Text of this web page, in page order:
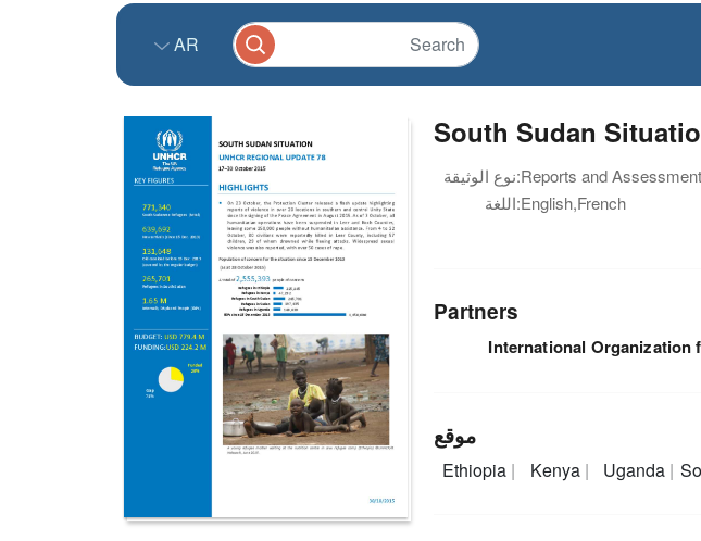
AR
South Sudan
نوع الوثيقة:Reports and
اللغة:English,French
Partners
International Organization
موقع
Ethiopia Kenya Uganda